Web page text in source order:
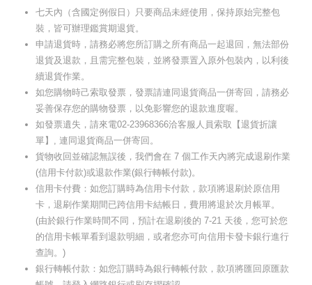
七天內（含國定例假日）只要商品未經使用，保持原始完整包
裝，皆可辦理鑑賞期退貨。
申請退貨時，請務必將您所訂購之所有商品一起退回，無法部份
退貨及退款，且需完整包裝，並將發票置入原外包裝內，以利後
續退貨作業。
如您購物時己索取發票，發票請連同退貨商品一併寄回，請務必
妥善保存您的購物發票，以免影響您的退款進度喔。
如發票遺失，請來電02-23968366洽客服人員索取【退貨折讓
單】, 連同退貨商品一併寄回。
貨物收回並確認無誤後，我們會在 7 個工作天內將完成退刷作業
(信用卡付款)或退款作業(銀行轉帳付款)。
信用卡付費：如您訂購時為信用卡付款，款項將退刷於原信用
卡，退刷作業期間已跨信用卡結帳日，費用將退於次月帳單。
(由於銀行作業時間不同，預計在退刷後的 7-21 天後，您可於您
的信用卡帳單看到退款明細，或者您亦可向信用卡發卡銀行進行
查詢。)
銀行轉帳付款：如您訂購時為銀行轉帳付款，款項將匯回原匯款